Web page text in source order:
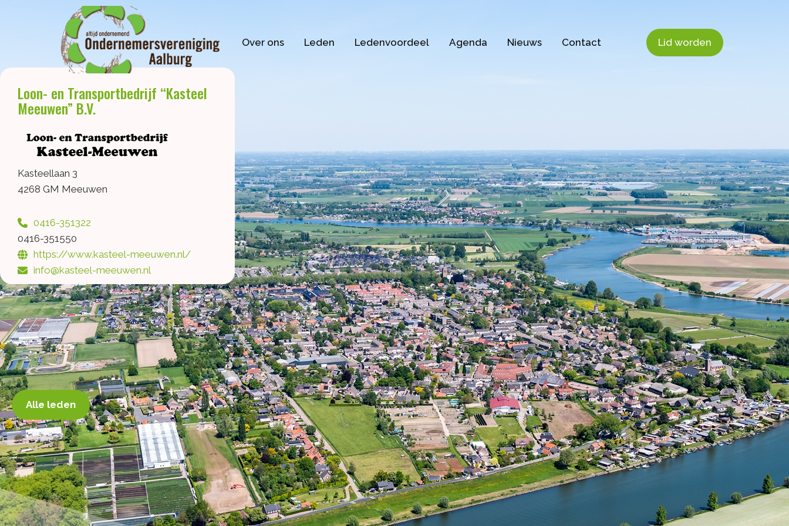
Over ons Leden Ledenvoordeel Agenda Nieuws Contact Lid worden
Loon- en Transportbedrijf “Kasteel
Meeuwen” B.V.
Kasteellaan 3
4268 GM Meeuwen
0416-351322
0416-351550
https://www.kasteel-meeuwen.nl/
info@kasteel-meeuwen.nl
Alle leden